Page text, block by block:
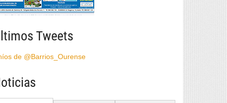
Tweets
de @Barrios_Ourense